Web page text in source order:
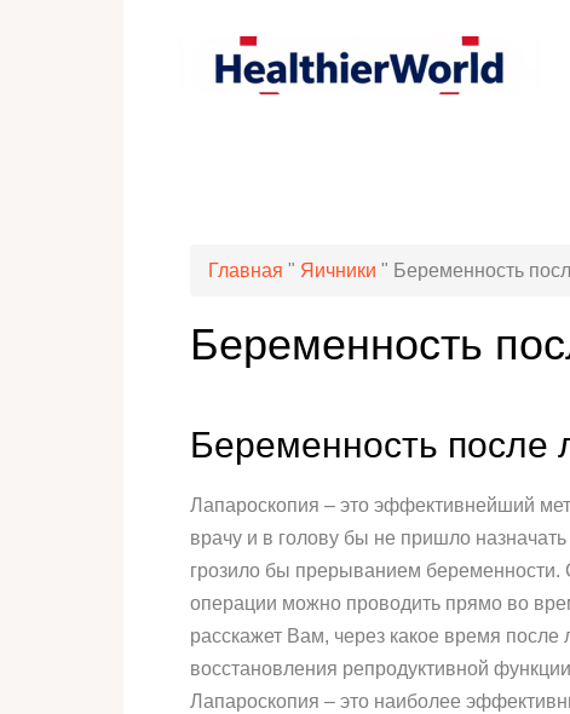
Главная " Яичники " Беременность
Беременность
Беременность после
Лапароскопия – это эффективнейший
врачу и в голову бы не пришло
грозило бы прерыванием
операции можно проводить прямо во
расскажет Вам, через какое время
восстановления репродуктивной
Лапароскопия – это наиболее